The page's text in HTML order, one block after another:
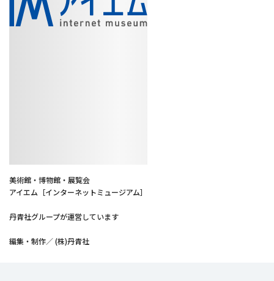
美術館・博物館・展覧会
アイエム［インターネットミュージアム］
丹青社グループが運営しています
編集・制作／ (株)丹青社